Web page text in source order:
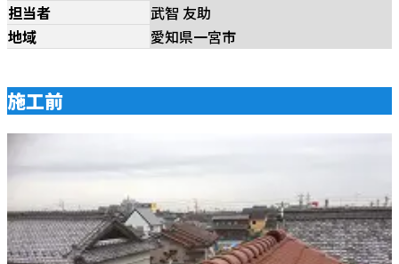
担当者
武智 友助
地域
愛知県一宮市
施工前